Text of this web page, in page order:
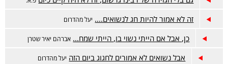
זה לא אמור להיות חג לנשואים.... יעל מהדרום
כן, אבל אם הייתי נשוי בו, הייתי שמח... אברהם יאיר שטרן
אבל נשואים לא אמורים לחגוג ביום הזה יעל מהדרום